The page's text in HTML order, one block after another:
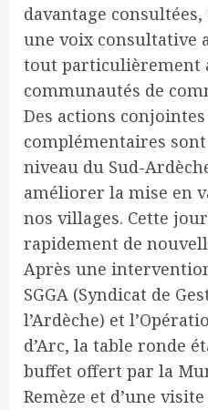
davantage
une voix consultative
tout particulièrement
communautés de
Des actions
complémentaires
niveau du Sud-
améliorer la mise en
nos villages. Cette
rapidement de
Après une
SGGA (Syndicat de
l’Ardèche) et
d’Arc, la table ronde
buffet offert par la
Remèze et d’une